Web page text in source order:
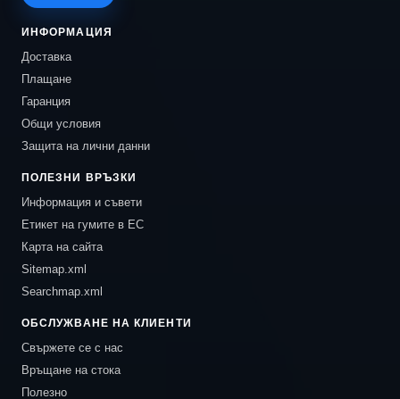
ИНФОРМАЦИЯ
Доставка
Плащане
Гаранция
Общи условия
Защита на лични данни
ПОЛЕЗНИ ВРЪЗКИ
Информация и съвети
Етикет на гумите в ЕС
Карта на сайта
Sitemap.xml
Searchmap.xml
ОБСЛУЖВАНЕ НА КЛИЕНТИ
Свържете се с нас
Връщане на стока
Полезно